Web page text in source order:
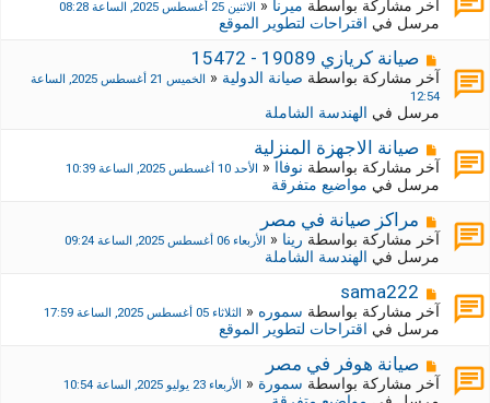
ة
ج
د
د
ة
ر
ك
ة
ج
د
ي
ة
آخر مشاركة بواسطة ميرنا« الاثنين 25 أغسطس 2025, الساعة 08:28
مرسل في اقتراحات لتطوير الموقع
م
ش
ا
ك
ة
ج
د
ي
ة
صيانة كريازي 19089 - 15472
آخر مشاركة بواسطة صيانة الدولية«
الخميس 21 أغسطس 2025, الساعة
12:54
مرسل في الهندسة الشاملة
م
ش
ر
ك
ة
ج
د
د
ة
صيانة الاجهزة المنزلية
آخر مشاركة بواسطة نوفاا« الأحد 10 أغسطس 2025, الساعة 10:39
مرسل في مواضيع متفرقة
م
ش
ر
ك
ة
ج
د
د
ة
مراكز صيانة في مصر
آخر مشاركة بواسطة رينا« الأربعاء 06 أغسطس 2025, الساعة 09:24
مرسل في الهندسة الشاملة
م
ش
ر
ك
ة
ج
sama222
آخر مشاركة بواسطة سموره« الثلاثاء 05 أغسطس 2025, الساعة 17:59
مرسل في اقتراحات لتطوير الموقع
م
ش
صيانة هوفر في مصر
آخر مشاركة بواسطة سمورة« الأربعاء 23 يوليو 2025, الساعة 10:54